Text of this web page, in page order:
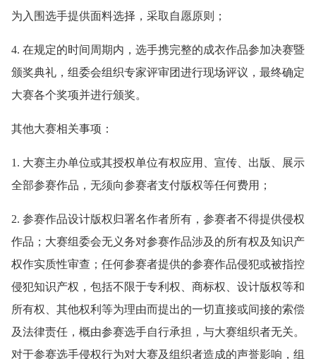
为入围选手提供面料选择，采取自愿原则；
4. 在规定的时间周期内，选手携完整的成衣作品参加决赛暨
颁奖典礼，组委会组织专家评审团进行现场评议，最终确定
大赛各个奖项并进行颁奖。
其他大赛相关事项：
1. 大赛主办单位或其授权单位有权应用、宣传、出版、展示
全部参赛作品，无须向参赛者支付版权等任何费用；
2. 参赛作品设计版权归署名作者所有，参赛者不得提供侵权
作品；大赛组委会无义务对参赛作品涉及的所有权及知识产
权作实质性审查；任何参赛者提供的参赛作品侵犯或被指控
侵犯知识产权，包括不限于专利权、商标权、设计版权等和
所有权、其他权利等为理由而提出的一切直接或间接的索偿
及法律责任，概由参赛选手自行承担，与大赛组织者无关。
对于参赛选手侵权行为对大赛及组织者造成的声誉影响，组